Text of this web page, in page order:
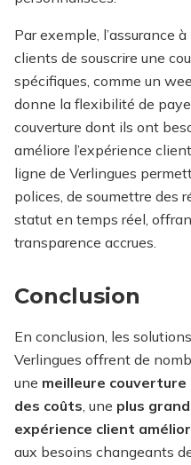
Par exemple, l’assurance
clients de souscrire une
spécifiques, comme un
donne la flexibilité de
couverture dont ils ont
améliore l’expérience
ligne de Verlingues
polices, de soumettre des
statut en temps réel,
transparence accrues.
Conclusion
En conclusion, les
Verlingues offrent de
une meilleure couverture
des coûts, une plus
expérience client
aux besoins changeants